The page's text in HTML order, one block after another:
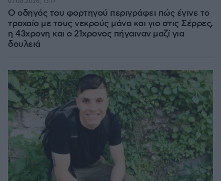
Ο οδηγός του φορτηγού περιγράφει πώς έγινε το
τροχαίο με τους νεκρούς μάνα και γιο στις Σέρρες,
η 43χρονη και ο 21χρονος πήγαιναν μαζί για
δουλειά